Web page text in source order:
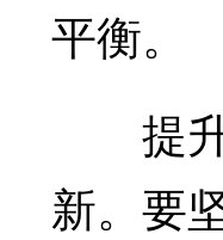
平衡。
提升
新。要